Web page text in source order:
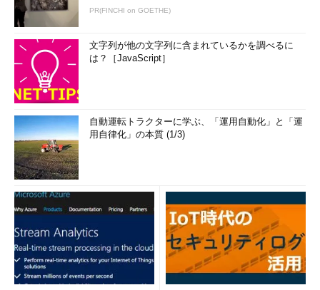
PR(FINCHI on GOETHE)
文字列が他の文字列に含まれているかを調べるに
は？［JavaScript］
自動運転トラクターに学ぶ、「運用自動化」と「運
用自律化」の本質 (1/3)